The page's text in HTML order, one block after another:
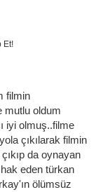
Et!
filmin
mutlu oldum
iyi olmuş..filme
çıkılarak filmin
da oynayan
eden türkan
ölümsüz